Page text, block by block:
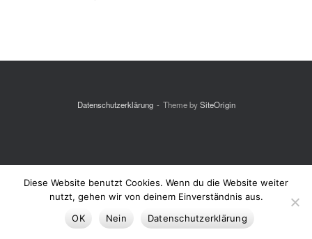
Datenschutzerklärung Theme bySiteOrigin
Diese Website benutzt Cookies. Wenn du die Website weiter
nutzt, gehen wir von deinem Einverständnis aus.
OK
Nein Datenschutzerklärung